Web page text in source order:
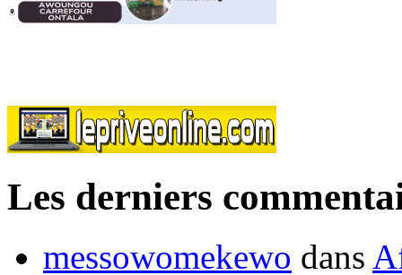
Les derniers
messowomekewo dans